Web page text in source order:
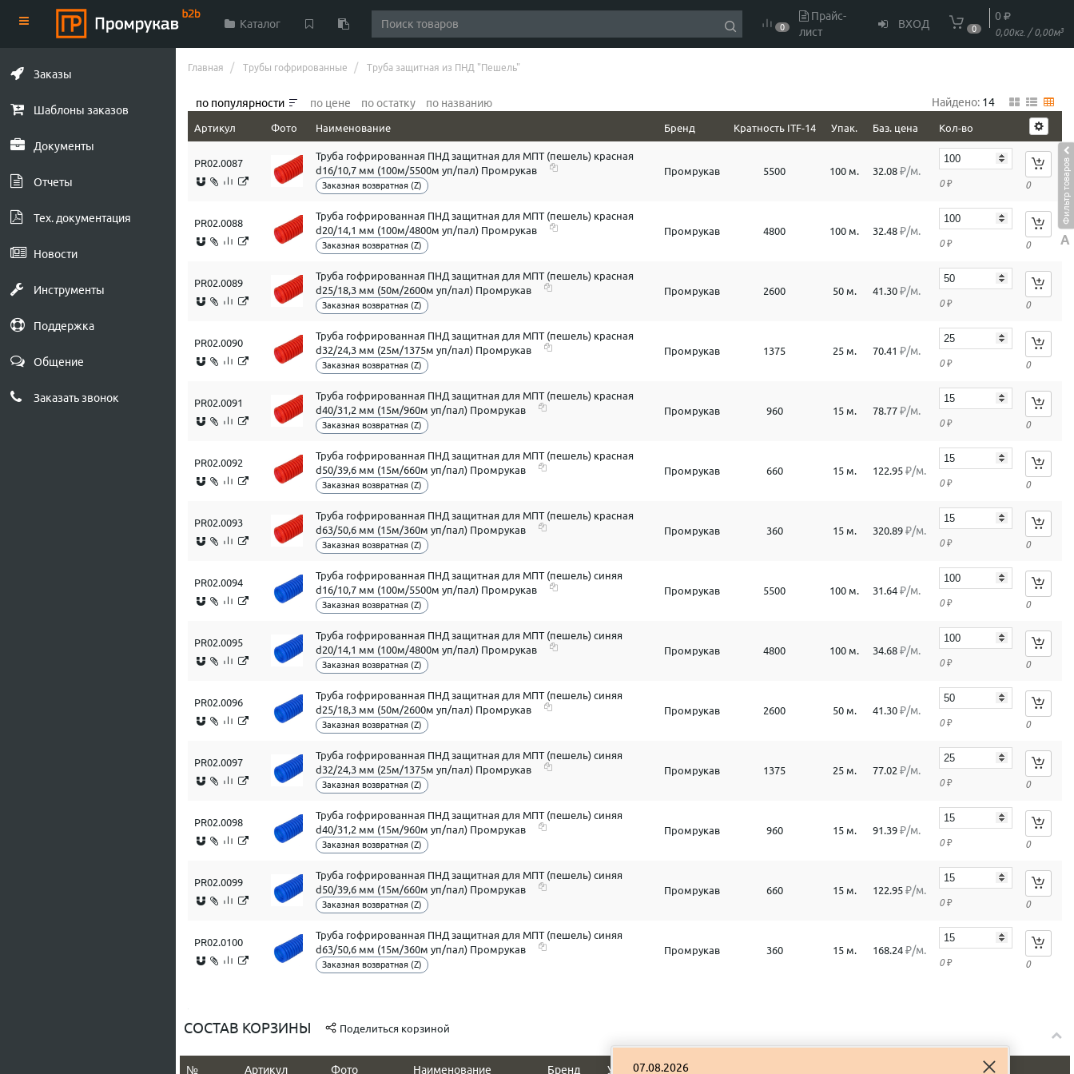
Заказы
Шаблоны заказов
Документы
Отчеты
Тех. документация
Новости
Инструменты
Поддержка
Общение
Заказать звонок
Каталог 0
Прайс-
лист
ВХОД 0
0
0,00кг. / 0,00м3
Главная Трубы гофрированные Труба защитная из ПНД "Пешель"
по популярности по цене по остатку по названию Найдено: 14
Артикул Фото Наименование Бренд Кратность ITF-14 Упак. Баз. цена Кол-во
PR02.0087
Труба гофрированная ПНД защитная для МПТ (пешель) красная
d16/10,7 мм (100м/5500м уп/пал) Промрукав
Заказная возвратная (Z)
Промрукав 5500 100 м. 32.08 ₽/м.
0 ₽ 0
PR02.0088
Труба гофрированная ПНД защитная для МПТ (пешель) красная
d20/14,1 мм (100м/4800м уп/пал) Промрукав
Заказная возвратная (Z)
Промрукав 4800 100 м. 32.48 ₽/м.
0 ₽ 0
PR02.0089
Труба гофрированная ПНД защитная для МПТ (пешель) красная
d25/18,3 мм (50м/2600м уп/пал) Промрукав
Заказная возвратная (Z)
Промрукав 2600 50 м. 41.30 ₽/м.
0 ₽ 0
PR02.0090
Труба гофрированная ПНД защитная для МПТ (пешель) красная
d32/24,3 мм (25м/1375м уп/пал) Промрукав
Заказная возвратная (Z)
Промрукав 1375 25 м. 70.41 ₽/м.
0 ₽ 0
PR02.0091
Труба гофрированная ПНД защитная для МПТ (пешель) красная
d40/31,2 мм (15м/960м уп/пал) Промрукав
Заказная возвратная (Z)
Промрукав 960 15 м. 78.77 ₽/м.
0 ₽ 0
PR02.0092
Труба гофрированная ПНД защитная для МПТ (пешель) красная
d50/39,6 мм (15м/660м уп/пал) Промрукав
Заказная возвратная (Z)
Промрукав 660 15 м. 122.95 ₽/м.
0 ₽ 0
PR02.0093
Труба гофрированная ПНД защитная для МПТ (пешель) красная
d63/50,6 мм (15м/360м уп/пал) Промрукав
Заказная возвратная (Z)
Промрукав 360 15 м. 320.89 ₽/м.
0 ₽ 0
PR02.0094
Труба гофрированная ПНД защитная для МПТ (пешель) синяя
d16/10,7 мм (100м/5500м уп/пал) Промрукав
Заказная возвратная (Z)
Промрукав 5500 100 м. 31.64 ₽/м.
0 ₽ 0
PR02.0095
Труба гофрированная ПНД защитная для МПТ (пешель) синяя
d20/14,1 мм (100м/4800м уп/пал) Промрукав
Заказная возвратная (Z)
Промрукав 4800 100 м. 34.68 ₽/м.
0 ₽ 0
PR02.0096
Труба гофрированная ПНД защитная для МПТ (пешель) синяя
d25/18,3 мм (50м/2600м уп/пал) Промрукав
Заказная возвратная (Z)
Промрукав 2600 50 м. 41.30 ₽/м.
0 ₽ 0
PR02.0097
Труба гофрированная ПНД защитная для МПТ (пешель) синяя
d32/24,3 мм (25м/1375м уп/пал) Промрукав
Заказная возвратная (Z)
Промрукав 1375 25 м. 77.02 ₽/м.
0 ₽ 0
PR02.0098
Труба гофрированная ПНД защитная для МПТ (пешель) синяя
d40/31,2 мм (15м/960м уп/пал) Промрукав
Заказная возвратная (Z)
Промрукав 960 15 м. 91.39 ₽/м.
0 ₽ 0
PR02.0099
Труба гофрированная ПНД защитная для МПТ (пешель) синяя
d50/39,6 мм (15м/660м уп/пал) Промрукав
Заказная возвратная (Z)
Промрукав 660 15 м. 122.95 ₽/м.
0 ₽ 0
PR02.0100
Труба гофрированная ПНД защитная для МПТ (пешель) синяя
d63/50,6 мм (15м/360м уп/пал) Промрукав
Заказная возвратная (Z)
Промрукав 360 15 м. 168.24 ₽/м.
0 ₽ 0
07.08.2026
A
Фильтр товаров
СОСТАВ КОРЗИНЫ Поделиться корзиной
№ Артикул Фото Наименование Бренд Упак. Вес Сумма